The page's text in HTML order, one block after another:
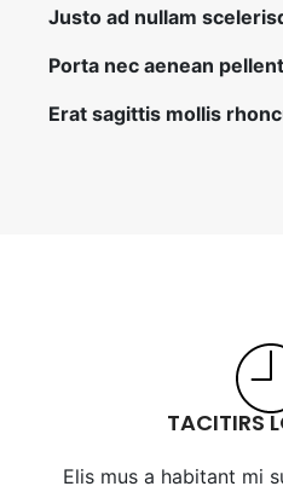
Justo ad nullam
Porta nec aenean
Erat sagittis mollis
TACITIRS
Elis mus a habitant mi